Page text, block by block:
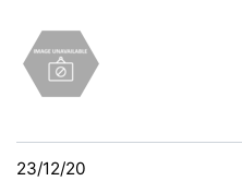
23/12/20